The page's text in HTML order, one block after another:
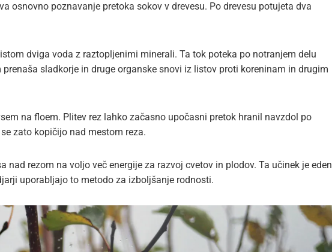
osnovno poznavanje pretoka sokov v drevesu. Po drevesu potujeta dva
dviga voda z raztopljenimi minerali. Ta tok poteka po notranjem delu
sladkorje in druge organske snovi iz listov proti koreninam in drugim
na floem. Plitev rez lahko začasno upočasni pretok hranil navzdol po
zato kopičijo nad mestom reza.
nad rezom na voljo več energije za razvoj cvetov in plodov. Ta učinek je eden
uporabljajo to metodo za izboljšanje rodnosti.